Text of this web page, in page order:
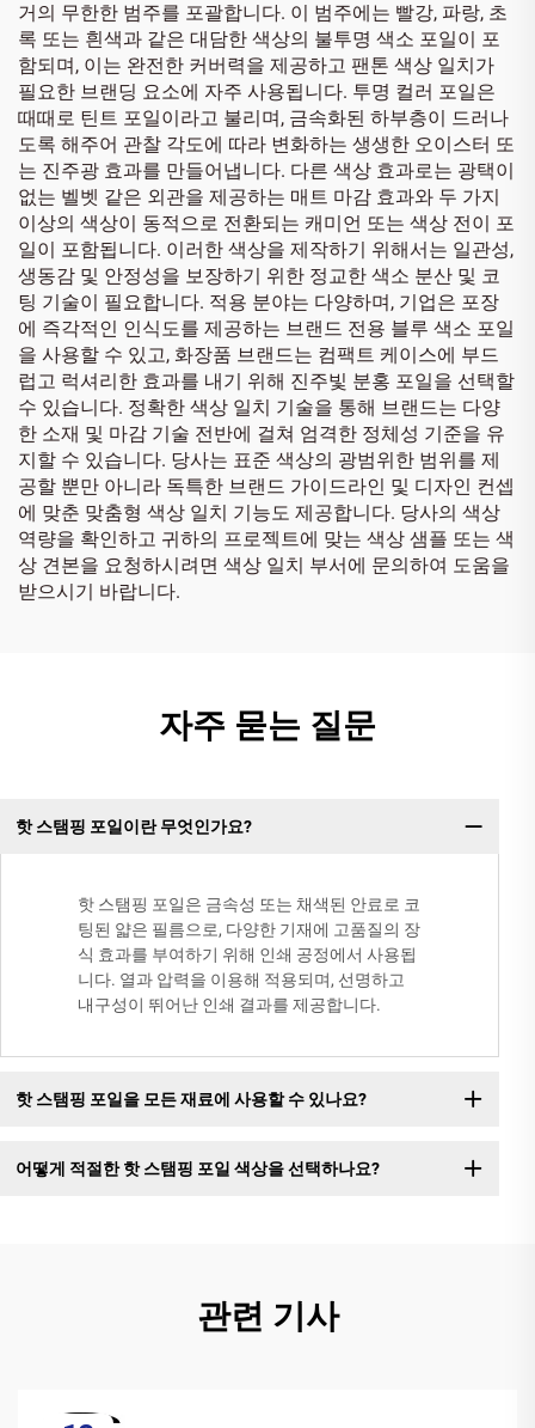
거의 무한한 범주를 포괄합니다. 이 범주에는 빨강, 파랑, 초
록 또는 흰색과 같은 대담한 색상의 불투명 색소 포일이 포
함되며, 이는 완전한 커버력을 제공하고 팬톤 색상 일치가
필요한 브랜딩 요소에 자주 사용됩니다. 투명 컬러 포일은
때때로 틴트 포일이라고 불리며, 금속화된 하부층이 드러나
도록 해주어 관찰 각도에 따라 변화하는 생생한 오이스터 또
는 진주광 효과를 만들어냅니다. 다른 색상 효과로는 광택이
없는 벨벳 같은 외관을 제공하는 매트 마감 효과와 두 가지
이상의 색상이 동적으로 전환되는 캐미언 또는 색상 전이 포
일이 포함됩니다. 이러한 색상을 제작하기 위해서는 일관성,
생동감 및 안정성을 보장하기 위한 정교한 색소 분산 및 코
팅 기술이 필요합니다. 적용 분야는 다양하며, 기업은 포장
에 즉각적인 인식도를 제공하는 브랜드 전용 블루 색소 포일
을 사용할 수 있고, 화장품 브랜드는 컴팩트 케이스에 부드
럽고 럭셔리한 효과를 내기 위해 진주빛 분홍 포일을 선택할
수 있습니다. 정확한 색상 일치 기술을 통해 브랜드는 다양
한 소재 및 마감 기술 전반에 걸쳐 엄격한 정체성 기준을 유
지할 수 있습니다. 당사는 표준 색상의 광범위한 범위를 제
공할 뿐만 아니라 독특한 브랜드 가이드라인 및 디자인 컨셉
에 맞춘 맞춤형 색상 일치 기능도 제공합니다. 당사의 색상
역량을 확인하고 귀하의 프로젝트에 맞는 색상 샘플 또는 색
상 견본을 요청하시려면 색상 일치 부서에 문의하여 도움을
받으시기 바랍니다.
자주 묻는 질문
핫 스탬핑 포일이란 무엇인가요?
핫 스탬핑 포일은 금속성 또는 채색된 안료로 코
팅된 얇은 필름으로, 다양한 기재에 고품질의 장
식 효과를 부여하기 위해 인쇄 공정에서 사용됩
니다. 열과 압력을 이용해 적용되며, 선명하고
내구성이 뛰어난 인쇄 결과를 제공합니다.
핫 스탬핑 포일을 모든 재료에 사용할 수 있나요?
어떻게 적절한 핫 스탬핑 포일 색상을 선택하나요?
관련 기사